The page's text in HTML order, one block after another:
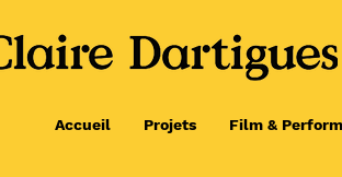
Accueil Projets Film &